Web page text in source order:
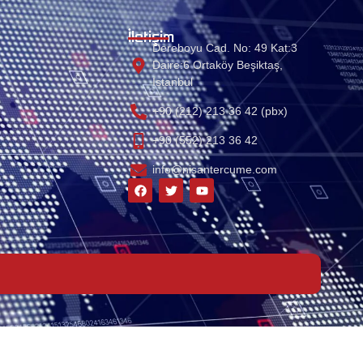
İletişim
Dereboyu Cad. No: 49 Kat:3
Daire:6 Ortaköy Beşiktaş,
Istanbul
+90 (212) 213 36 42 (pbx)
+90 (552) 213 36 42
info@nisantercume.com